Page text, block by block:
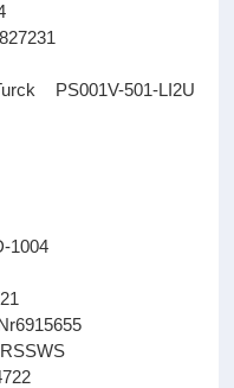
PS001V-501-LI2U
1004